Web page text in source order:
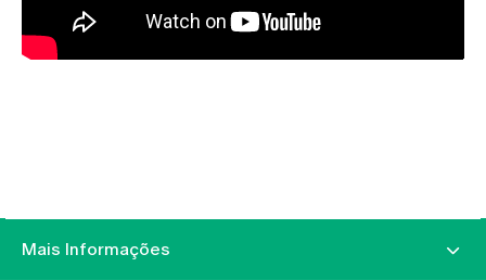
Mais Informações